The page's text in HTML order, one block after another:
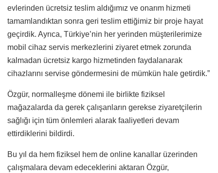
evlerinden ücretsiz teslim aldığımız ve onarım hizmeti
tamamlandıktan sonra geri teslim ettiğimiz bir proje hayat
geçirdik. Ayrıca, Türkiye’nin her yerinden müşterilerimize
mobil cihaz servis merkezlerini ziyaret etmek zorunda
kalmadan ücretsiz kargo hizmetinden faydalanarak
cihazlarını servise göndermesini de mümkün hale getirdik.”
Özgür, normalleşme dönemi ile birlikte fiziksel
mağazalarda da gerek çalışanların gerekse ziyaretçilerin
sağlığı için tüm önlemleri alarak faaliyetleri devam
ettirdiklerini bildirdi.
Bu yıl da hem fiziksel hem de online kanallar üzerinden
çalışmalara devam edeceklerini aktaran Özgür,